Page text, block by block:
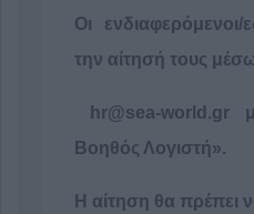
Οι
την αίτησή τους
hr@sea-world .gr
Βοηθός Λογιστή».
Η αίτηση θα πρέπει